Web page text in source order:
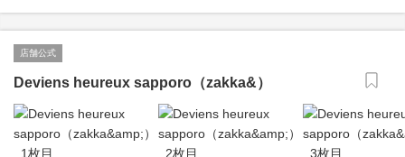
店舗公式
Deviens heureux sapporo（zakka&）